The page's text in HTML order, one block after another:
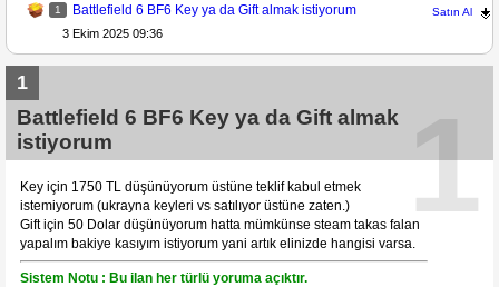
1 Battlefield 6 BF6 Key ya da Gift almak istiyorum Satın Al
3 Ekim 2025 09:36
1
1
Battlefield 6 BF6 Key ya da Gift almak
istiyorum
Key için 1750 TL düşünüyorum üstüne teklif kabul etmek
istemiyorum (ukrayna keyleri vs satılıyor üstüne zaten.)
Gift için 50 Dolar düşünüyorum hatta mümkünse steam takas falan
yapalım bakiye kasıyım istiyorum yani artık elinizde hangisi varsa.
Sistem Notu : Bu ilan her türlü yoruma açıktır.